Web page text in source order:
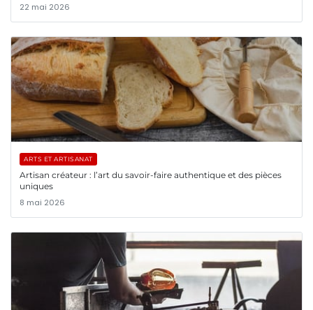
22 mai 2026
ARTS ET ARTISANAT
Artisan créateur : l’art du savoir-faire authentique et des pièces
uniques
8 mai 2026